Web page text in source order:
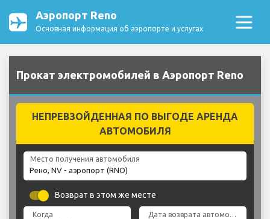
Аэропорт Reno
Основная информация об аэропорте и услугах
Прокат электромобилей в Аэропорт Reno
НЕПРЕВЗОЙДЕННАЯ ПО ВЫГОДЕ АРЕНДА
АВТОМОБИЛЯ
Место получения автомобиля
Возврат в этом же месте
Когда Дата возврата автомобиля